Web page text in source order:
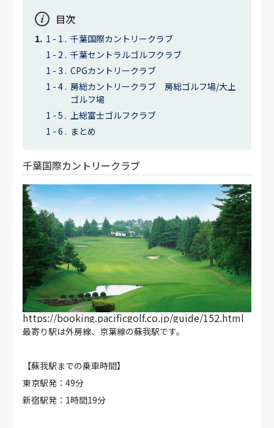
目次
千葉国際カントリークラブ
千葉セントラルゴルフクラブ
CPGカントリークラブ
房総カントリークラブ 房総ゴルフ場/大上
ゴルフ場
上総富士ゴルフクラブ
まとめ
千葉国際カントリークラブ
https://booking.pacificgolf.co.jp/guide/152.html
最寄り駅は外房線、京葉線の蘇我駅です。
【蘇我駅までの乗車時間】
東京駅発：49分
新宿駅発：1時間19分